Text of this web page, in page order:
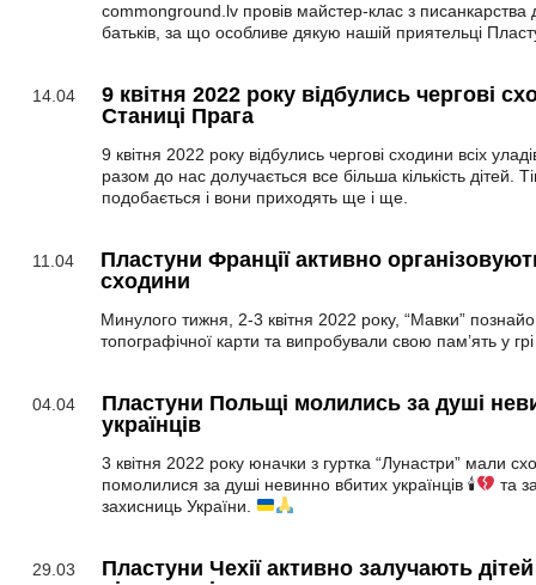
commonground.lv провів майстер-клас з писанкарства
батьків, за що особливе дякую нашій приятельці
14.04
9 квітня 2022 року відбулись чергові
Станиці Прага
9 квітня 2022 року відбулись чергові сходини всіх
разом до нас долучається все більша кількість дітей.
подобається і вони приходять ще і ще.
11.04
Пластуни Франції активно
сходини
Минулого тижня, 2-3 квітня 2022 року, “Мавки”
топографічної карти та випробували свою пам’ять у
04.04
Пластуни Польщі молились за душі
українців
3 квітня 2022 року юначки з гуртка “Лунастри” мали
помолилися за душі невинно вбитих українців 🕯
та
захисниць України.
29.03
Пластуни Чехії активно залучають